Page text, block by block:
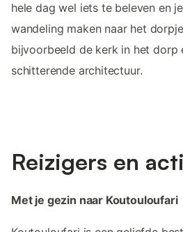
hele dag wel iets te beleven en
wandeling maken naar het
bijvoorbeeld de kerk in het dorp
schitterende architectuur.
Reizigers en
Met je gezin naar Koutouloufari